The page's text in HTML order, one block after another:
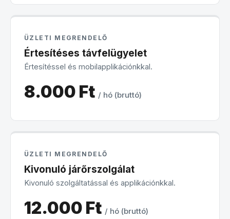
ÜZLETI MEGRENDELŐ
Értesítéses távfelügyelet
Értesítéssel és mobilapplikációnkkal.
8.000 Ft / hó (bruttó)
ÜZLETI MEGRENDELŐ
Kivonuló járőrszolgálat
Kivonuló szolgáltatással és applikációnkkal.
12.000 Ft / hó (bruttó)